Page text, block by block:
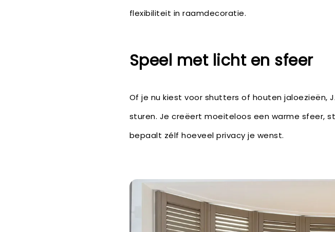
flexibiliteit in raamdecoratie.
Speel met licht en sfeer
Of je nu kiest voor shutters of houten jaloezieën,
sturen. Je creëert moeiteloos een warme sfeer,
bepaalt zélf hoeveel privacy je wenst.